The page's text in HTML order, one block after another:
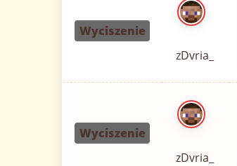
Wyciszenie
zDvria_
Wyciszenie
zDvria_